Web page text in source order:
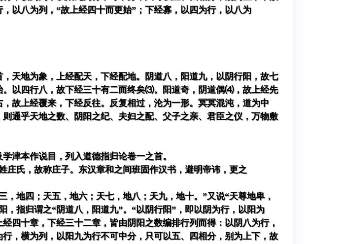
以八为列，“故上经四十而更始”；下经寡，以四为行，以八为
天地为象，上经配天，下经配地。阴道八，阳道九，以阴行阳，故七
以四行八，故下经三十有二而终矣⑶。阳道奇，阴道偶⑷，故上经先
故上经覆来，下经反往。反复相过，沦为一形。冥冥混沌，道为中
通乎天地之数、阴阳之纪、夫妇之配、父子之亲、君臣之仪，万物敷
津本作说目，列入道德指归论卷一之首。
氏，故称庄子。东汉章和之间班固作汉书，避明帝讳，更之
地四；天五，地六；天七，地八；天九，地十。”又说“天尊地卑，
指归谓之“阴道八，阳道九”。“以阴行阳”，即以阴为行，以阳为
四十章，下经三十二章，皆由阴阳之数编排行列而得：以阴八为行，
，横为列，以阳九为行不可中分，只可以五、四相分，别为上下，故